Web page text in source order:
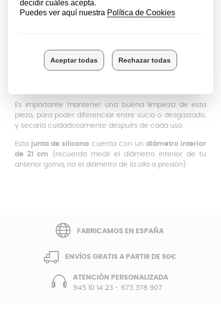
DESCRIPCIÓN
La junta es laencargada de sellar y cerrar de manera
estar en perfectas condiciones. Se recomienda
cambiarla aproximadamente cada año o a los 400
Es importante mantener una buena limpieza de esta
pieza, para poder diferenciar entre sucio o desgastado,
y secarla cuidadosamente después de cada uso.
Esta junta de silicona cuenta con un diámetro interior
de 21 cm (recuerda medir el diámetro interior de tu
anterior goma, no el diámetro de la olla a presión).
FABRICAMOS EN ESPAÑA
ENVÍOS GRATIS A PARTIR DE 50€
ATENCIÓN PERSONALIZADA
945 10 14 23- 673 378 907